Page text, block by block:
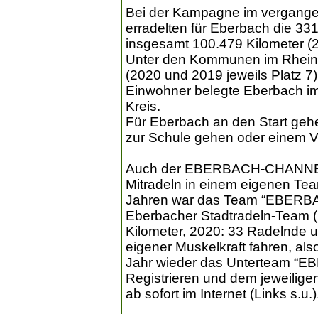
Bei der Kampagne im
erradelten für Eberbach die
insgesamt 100.479 Kilometer
Unter den Kommunen im
(2020 und 2019 jeweils Platz
Einwohner belegte Eberbach
Kreis.
Für Eberbach an den Start
zur Schule gehen oder einem
Auch der EBERBACH-
Mitradeln in einem eigenen
Jahren war das Team
Eberbacher Stadtradeln-Team
Kilometer, 2020: 33 Radelnde
eigener Muskelkraft fahren,
Jahr wieder das Unterteam
Registrieren und dem
ab sofort im Internet (Links